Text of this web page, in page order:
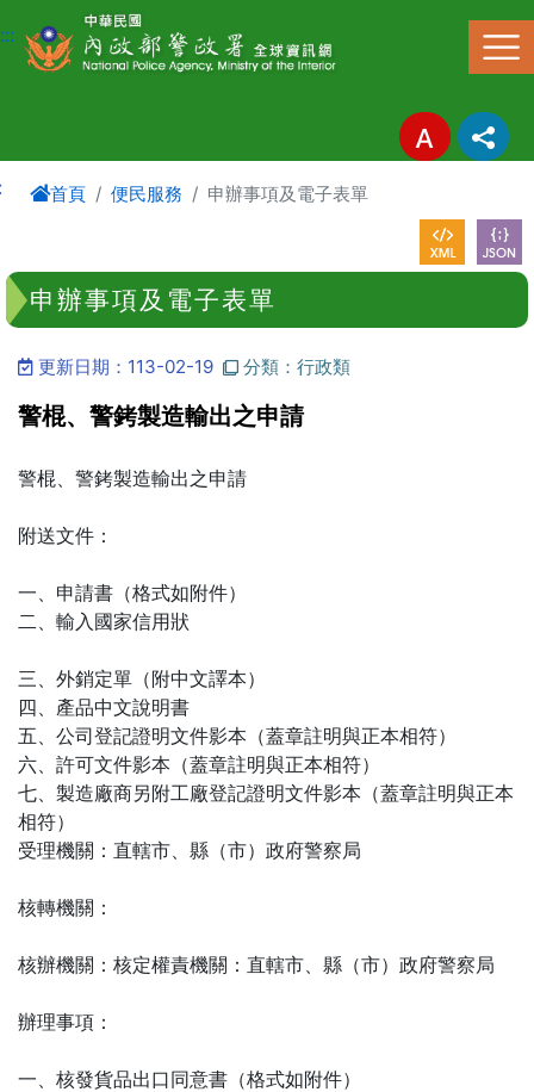
進入內容區塊
:::
首頁 便民服務 申辦事項及電子表單
申辦事項及電子表單
更新日期：113-02-19 分類：行政類
警棍、警銬製造輸出之申請
警棍、警銬製造輸出之申請
附送文件：
一、申請書（格式如附件）
二、輸入國家信用狀
三、外銷定單（附中文譯本）
四、產品中文說明書
五、公司登記證明文件影本（蓋章註明與正本相符）
六、許可文件影本（蓋章註明與正本相符）
七、製造廠商另附工廠登記證明文件影本（蓋章註明與正本
相符）
受理機關：直轄市、縣（市）政府警察局
核轉機關：
核辦機關：核定權責機關：直轄市、縣（市）政府警察局
辦理事項：
一、核發貨品出口同意書（格式如附件）